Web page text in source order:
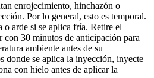
enrojecimiento, hinchazón o
Por lo general, esto es temporal.
o arde si se aplica fría. Retire el
con 30 minutos de anticipación para
ambiente antes de su
donde se aplica la inyección, inyecte
con hielo antes de aplicar la